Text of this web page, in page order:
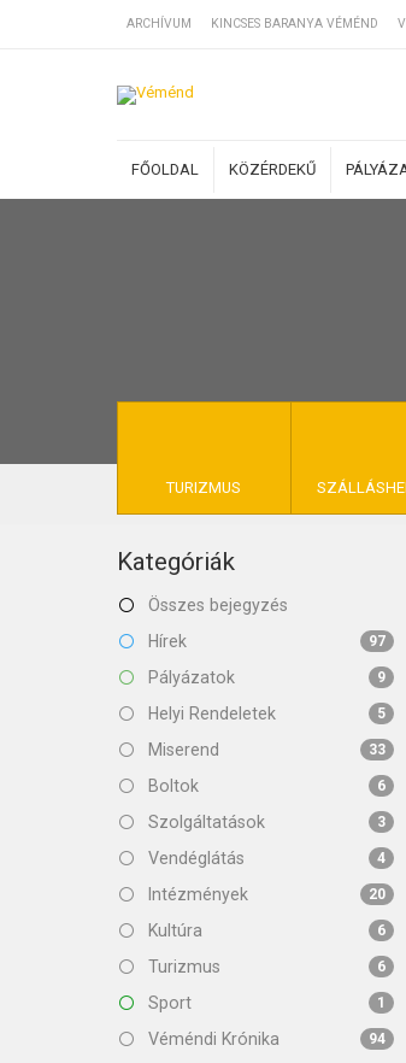
ARCHÍVUM KINCSES BARANYA VÉMÉND
FŐOLDAL KÖZÉRDEKŰ
TURIZMUS
SZÁLLÁSOK
KINCSES
Kategóriák
Összes bejegyzés
Hírek
97
Pályázatok 9
Helyi Rendeletek 5
Miserend 33
Boltok 6
Szolgáltatások 3
Vendéglátás 4
Intézmények 20
Kultúra 6
Turizmus 6
Sport 1
Véméndi Krónika 94